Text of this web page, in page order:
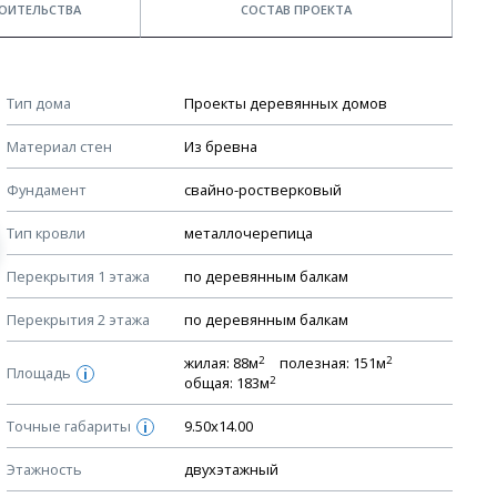
СОСТАВ ПРОЕКТА
Тип дома Проекты деревянных домов
Материал стен Из бревна
Фундамент свайно-ростверковый
Тип кровли металлочерепица
Перекрытия 1 этажа по деревянным балкам
Перекрытия 2 этажа по деревянным балкам
Площадь i
жилая: 88м2 полезная: 151м2
общая: 183м2
Точные габариты i 9.50х14.00
Этажность двухэтажный
Примечания
Стоимость строительства дома — ориентировочная!
Для более детального расчета стоимости
строительства необходима разработка сметы, согласно
стоимости материалов в вашем регионе
Мы не учитываем стоимость доставки материалов.
Смотрите советы по выбору материала в нашем
КОНСТРУКТИВНЫЕ РЕШЕНИЯ (КР)
Ведомость рабочих чертежей основного комплекта КР
План фундамента
Устройство фундамента, спецификация материалов
фундамента
Планы перекрытий этажей, спецификация элементов
Устройство перекрытий
Устройство стен
Спецификация материалов стен
Схема расположения лаг чердака (если есть)
Схема расположения элементов стропил
Спецификация элементов стропил
Устройство стропильной системы